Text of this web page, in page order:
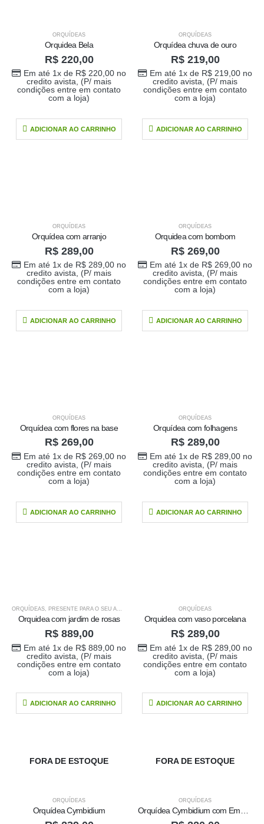
ORQUÍDEAS
Orquidea Bela
R$220,00
Em até 1x de R$220,00no
credito avista, (P/ mais
condições entre em contato
com a loja)
ADICIONAR AO CARRINHO
ORQUÍDEAS
Orquídea chuva de ouro
R$219,00
Em até 1x de R$219,00no
credito avista, (P/ mais
condições entre em contato
com a loja)
ADICIONAR AO CARRINHO
ORQUÍDEAS
Orquídea com arranjo
R$289,00
Em até 1x de R$289,00no
credito avista, (P/ mais
condições entre em contato
com a loja)
ADICIONAR AO CARRINHO
ORQUÍDEAS
Orquidea com bombom
R$269,00
Em até 1x de R$269,00no
credito avista, (P/ mais
condições entre em contato
com a loja)
ADICIONAR AO CARRINHO
ORQUÍDEAS
Orquídea com flores na base
R$269,00
Em até 1x de R$269,00no
credito avista, (P/ mais
condições entre em contato
com a loja)
ADICIONAR AO CARRINHO
ORQUÍDEAS
Orquídea com folhagens
R$289,00
Em até 1x de R$289,00no
credito avista, (P/ mais
condições entre em contato
com a loja)
ADICIONAR AO CARRINHO
ORQUÍDEAS, PRESENTE PARA O SEU AMOR
Orquidea com jardim de rosas
R$889,00
Em até 1x de R$889,00no
credito avista, (P/ mais
condições entre em contato
com a loja)
ADICIONAR AO CARRINHO
ORQUÍDEAS
Orquidea com vaso porcelana
R$289,00
Em até 1x de R$289,00no
credito avista, (P/ mais
condições entre em contato
com a loja)
ADICIONAR AO CARRINHO
FORA DE ESTOQUE
ORQUÍDEAS
Orquídea Cymbidium
FORA DE ESTOQUE
ORQUÍDEAS